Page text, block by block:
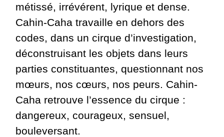
métissé, irrévérent, lyrique et dense.
Cahin-Caha travaille en dehors des
codes, dans un cirque d’investigation,
déconstruisant les objets dans leurs
parties constituantes, questionnant nos
mœurs, nos cœurs, nos peurs. Cahin-
Caha retrouve l’essence du cirque :
dangereux, courageux, sensuel,
bouleversant.